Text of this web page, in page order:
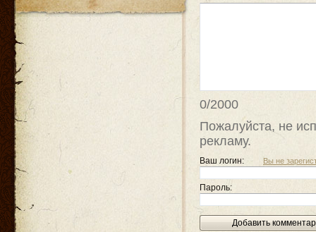
0/2000
Пожалуйста, не
рекламу.
Вы не
Ваш логин:
Пароль: